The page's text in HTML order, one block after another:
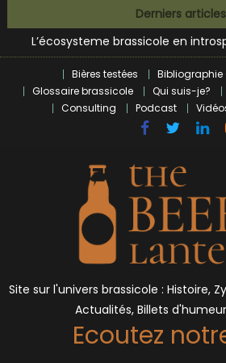
to
content
Derniers articles
L’écosysteme brassicole en
Zoumaï : pionnier de la révolution
L’intelligence artificielle dans le
BrewDog racheté par Tilray pour
Bières et célébrités
Bières testées
Bibliographie
Glossaire brassicole
Qui suis-je?
Consulting
Podcast
Site sur l'univers brassicole : Histoire,
Actualités, Billets
Ecoutez